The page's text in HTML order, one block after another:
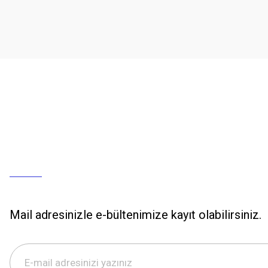
Mail adresinizle e-bültenimize kayıt olabilirsiniz.